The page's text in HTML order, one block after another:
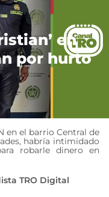
en
por hurto
en el barrio Central de
habría intimidado
robarle dinero en
TRO Digital